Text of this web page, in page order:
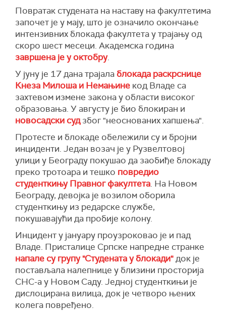
Повратак студената на наставу на факултетима
започет је у мају, што је означило окончање
интензивних блокада факултета у трајању од
скоро шест месеци. Академска година
завршена је у октобру.
У јуну је 17 дана трајала блокада раскрснице
Кнеза Милоша и Немањине код Владе са
захтевом измене закона у области високог
образовања. У августу је био блокиран и
новосадски судзбог "неоснованих хапшења".
Протесте и блокаде обележили су и бројни
инциденти. Један возач је у Рузвелтовој
улици у Београду покушао да заобиђе блокаду
преко тротоара и тешко повредио
студенткињу Правног факултета. На Новом
Београду, девојка је возилом оборила
студенткињу из редарске службе,
покушавајући да пробије колону.
Инцидент у јануару проузроковао је и пад
Владе. Присталице Српске напредне странке
напале су групу "Студената у блокади"док је
постављала налепнице у близини просторија
СНС-а у Новом Саду. Једној студенткињи је
дислоцирана вилица, док је четворо њених
колега повређено.